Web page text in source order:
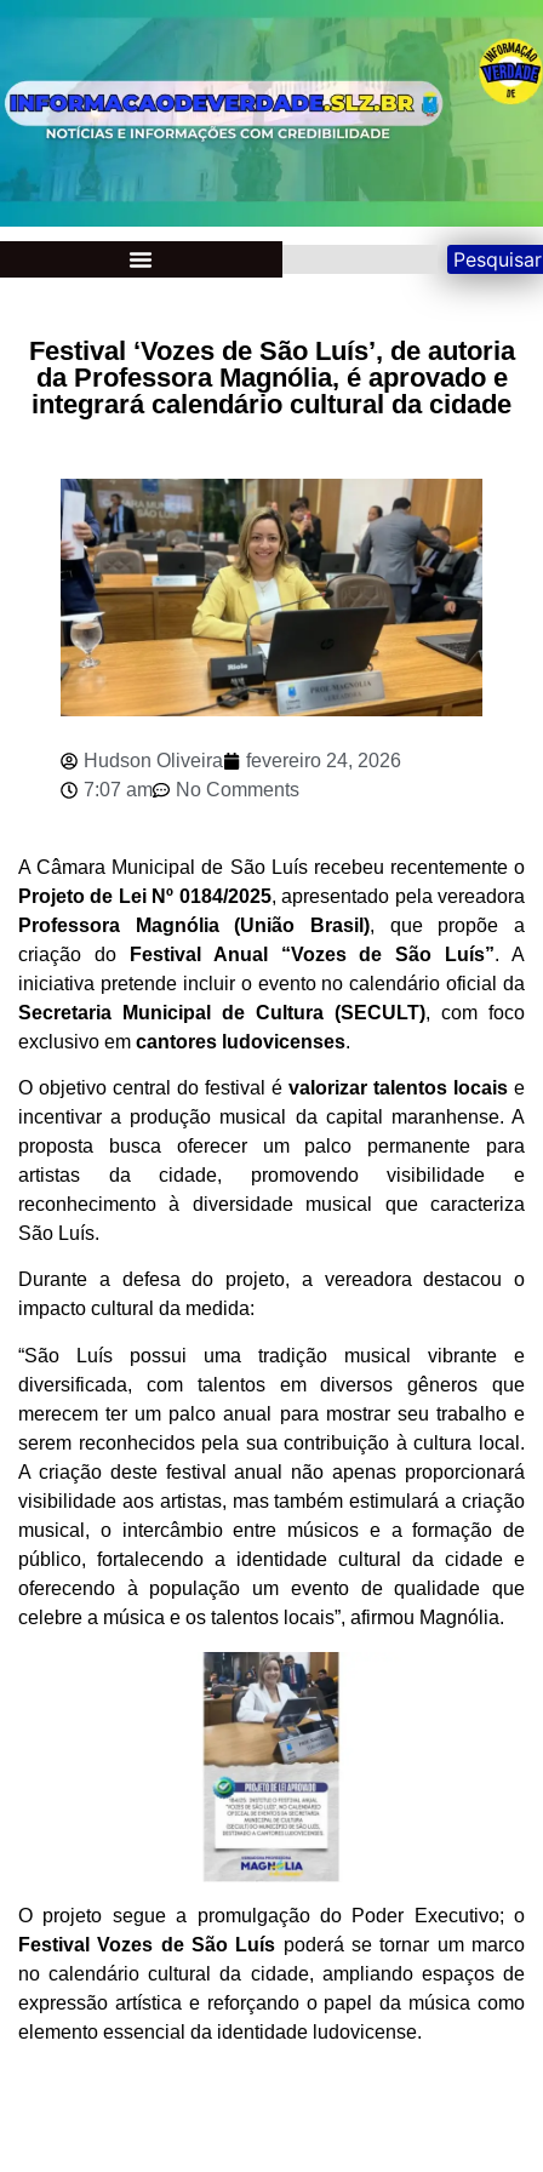
Pesquisar
Festival ‘Vozes de São Luís’, de autoria
da Professora Magnólia, é aprovado e
integrará calendário cultural da cidade
Hudson Oliveira
fevereiro 24, 2026
7:07 am
No Comments
A Câmara Municipal de São Luís recebeu recentemente o
Projeto de Lei Nº 0184/2025, apresentado pela vereadora
Professora Magnólia (União Brasil), que propõe a
criação do
Festival Anual “Vozes de São Luís”. A
iniciativa pretende incluir o evento no calendário oficial da
Secretaria Municipal de Cultura (SECULT), com foco
exclusivo em cantores ludovicenses.
O objetivo central do festival é valorizar talentos locais e
incentivar a produção musical da capital maranhense. A
proposta busca oferecer um palco permanente para
artistas da cidade, promovendo visibilidade e
reconhecimento à diversidade musical que caracteriza
São Luís.
Durante a defesa do projeto, a vereadora destacou o
impacto cultural da medida:
“São Luís possui uma tradição musical vibrante e
diversificada, com talentos em diversos gêneros que
merecem ter um palco anual para mostrar seu trabalho e
serem reconhecidos pela sua contribuição à cultura local.
A criação deste festival anual não apenas proporcionará
visibilidade aos artistas, mas também estimulará a criação
musical, o intercâmbio entre músicos e a formação de
público, fortalecendo a identidade cultural da cidade e
oferecendo à população um evento de qualidade que
celebre a música e os talentos locais”, afirmou Magnólia.
O projeto segue a promulgação do Poder Executivo; o
Festival Vozes de São Luís poderá se tornar um marco
no calendário cultural da cidade, ampliando espaços de
expressão artística e reforçando o papel da música como
elemento essencial da identidade ludovicense.